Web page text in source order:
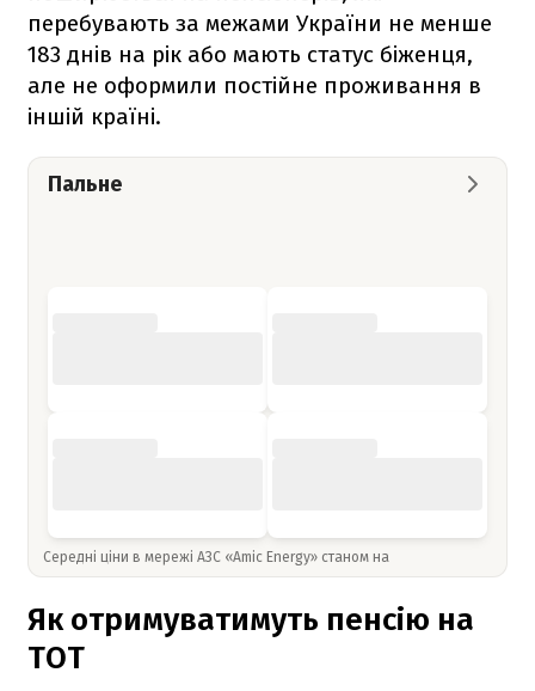
перебувають за межами України не менше
183 днів на рік або мають статус біженця,
але не оформили постійне проживання в
іншій країні.
Пальне
Середні ціни в мережі АЗС «Amic Energy» станом на
Як отримуватимуть пенсію на
ТОТ